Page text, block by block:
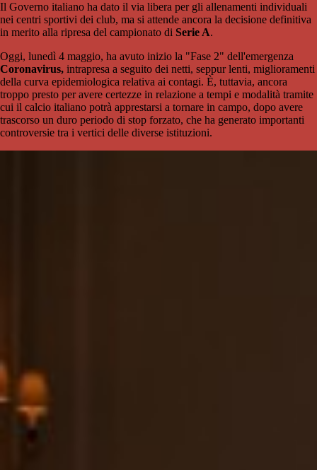
Il Governo italiano ha dato il via libera per gli allenamenti individuali
nei centri sportivi dei club, ma si attende ancora la decisione definitiva
in merito alla ripresa del campionato di Serie A.
Oggi, lunedì 4 maggio, ha avuto inizio la "Fase 2" dell'emergenza
Coronavirus, intrapresa a seguito dei netti, seppur lenti, miglioramenti
della curva epidemiologica relativa ai contagi. È, tuttavia, ancora
troppo presto per avere certezze in relazione a tempi e modalità tramite
cui il calcio italiano potrà apprestarsi a tornare in campo, dopo avere
trascorso un duro periodo di stop forzato, che ha generato importanti
controversie tra i vertici delle diverse istituzioni.